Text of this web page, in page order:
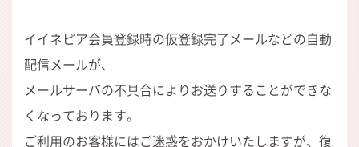
イイネピア会員登録時の仮登録完了メールなどの自動
配信メールが、
メールサーバの不具合によりお送りすることができな
くなっております。
ご利用のお客様にはご迷惑をおかけいたしますが、復